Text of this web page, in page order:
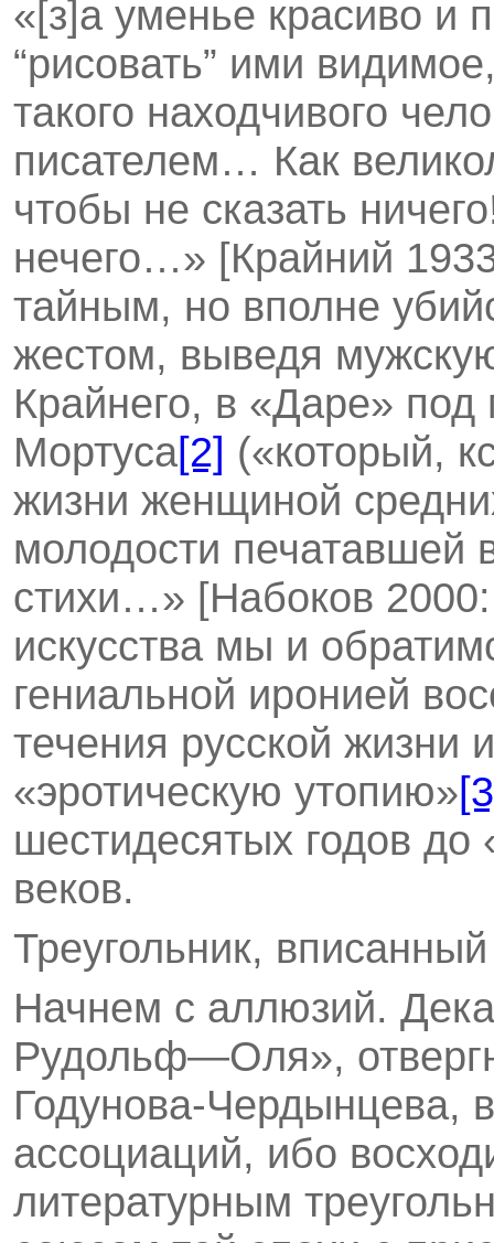
«[з]а уменье красиво и
“рисовать” ими
такого находчивого
писателем… Как
чтобы не сказать
нечего…» [Крайний
тайным, но вполне
жестом, выведя
Крайнего, в «Даре»
Мортуса[2] («который,
жизни женщиной
молодости печатавшей
стихи…» [Набоков
искусства мы и
гениальной иронией
течения русской жизни
«эротическую утопию»
шестидесятых годов
веков.
Треугольник, вписанный
Начнем с аллюзий.
Рудольф—Оля»,
Годунова-Чердынцева,
ассоциаций, ибо
литературным